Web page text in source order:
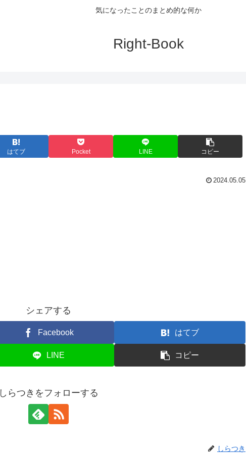
気になったことのまとめ的な何か
Right-Book
はてブ Pocket LINE コピー
2024.05.05
シェアする
Facebook はてブ
LINE コピー
しらつきをフォローする
しらつき